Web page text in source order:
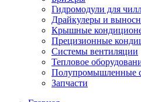
Гидромодули для
Драйкулеры и
Крышные
Прецизионные
Системы вентиляции
Тепловое
Полупромышленные
Запчасти